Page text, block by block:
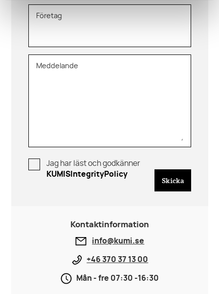
Företag
Meddelande
Jag har läst och godkänner
KUMISIntegrityPolicy
Skicka
Kontaktinformation
info@kumi.se
+46 370 37 13 00
Mån - fre 07:30 -16:30